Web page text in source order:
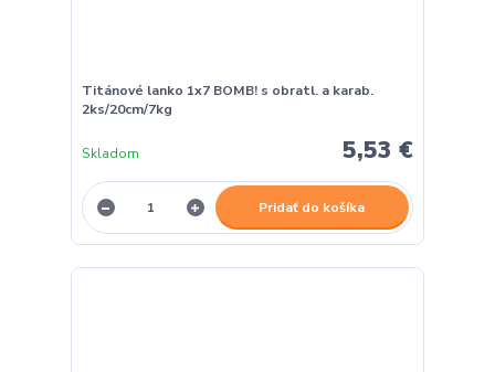
Titánové lanko 1x7 BOMB! s obratl. a karab.
2ks/20cm/7kg
5,53 €
Skladom
Pridať do košíka